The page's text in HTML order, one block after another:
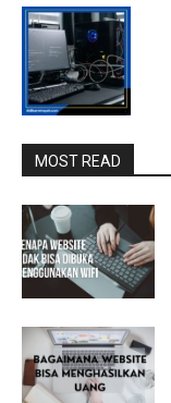
MOST READ